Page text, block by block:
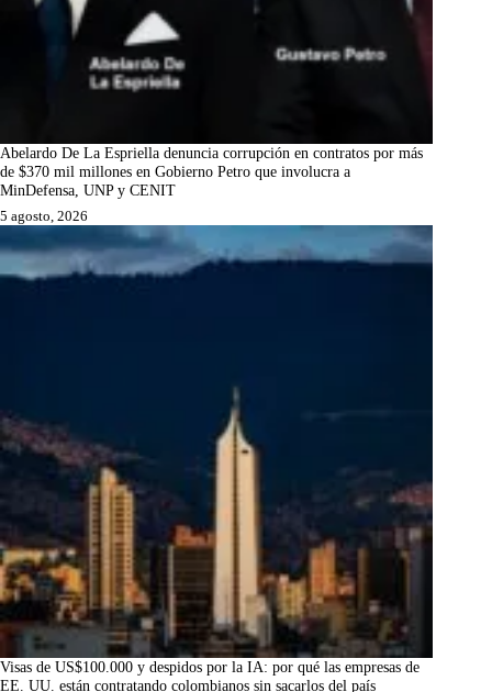
Abelardo De La Espriella denuncia corrupción en contratos por más
de $370 mil millones en Gobierno Petro que involucra a
MinDefensa, UNP y CENIT
5 agosto, 2026
Visas de US$100.000 y despidos por la IA: por qué las empresas de
EE. UU. están contratando colombianos sin sacarlos del país